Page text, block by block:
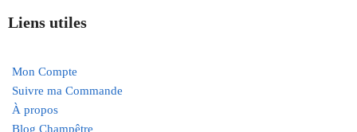
Liens utiles
Mon Compte
Suivre ma Commande
À propos
Blog Champêtre